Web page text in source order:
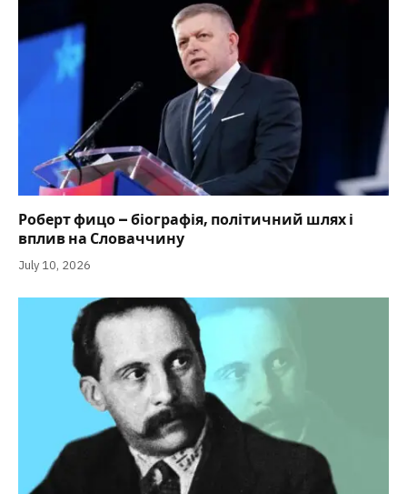
Роберт фицо – біографія, політичний шлях і
вплив на Словаччину
July 10, 2026